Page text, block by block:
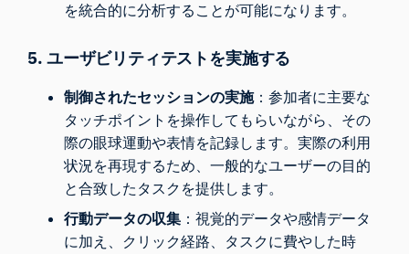
を統合的に分析することが可能になります。
5. ユーザビリティテストを実施する
制御されたセッションの実施：参加者に主要な
タッチポイントを操作してもらいながら、その
際の眼球運動や表情を記録します。実際の利用
状況を再現するため、一般的なユーザーの目的
と合致したタスクを提供します。
行動データの収集 ：視覚的データや感情データ
に加え、クリック経路、タスクに費やした時